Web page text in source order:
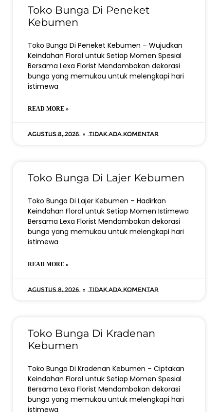
Toko Bunga Di Peneket
Kebumen
Toko Bunga Di Peneket Kebumen – Wujudkan
Keindahan Floral untuk Setiap Momen Spesial
Bersama Lexa Florist Mendambakan dekorasi
bunga yang memukau untuk melengkapi hari
istimewa
READ MORE »
Agustus 8, 2026 Tidak ada komentar
Toko Bunga Di Lajer Kebumen
Toko Bunga Di Lajer Kebumen – Hadirkan
Keindahan Floral untuk Setiap Momen Istimewa
Bersama Lexa Florist Mendambakan dekorasi
bunga yang memukau untuk melengkapi hari
istimewa
READ MORE »
Agustus 8, 2026 Tidak ada komentar
Toko Bunga Di Kradenan
Kebumen
Toko Bunga Di Kradenan Kebumen – Ciptakan
Keindahan Floral untuk Setiap Momen Spesial
Bersama Lexa Florist Mendambakan dekorasi
bunga yang memukau untuk melengkapi hari
istimewa